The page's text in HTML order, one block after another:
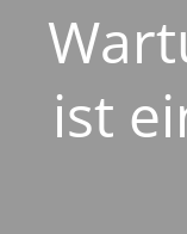
ist